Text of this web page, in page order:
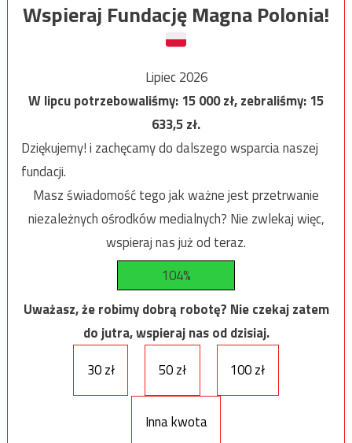
Wspieraj Fundację Magna Polonia!
Lipiec 2026
W lipcu potrzebowaliśmy:15 000zł, zebraliśmy:15
633,5zł.
Dziękujemy! i zachęcamy do dalszego wsparcia naszej
fundacji.
Masz świadomość tego jak ważne jest przetrwanie
niezależnych ośrodków medialnych? Nie zwlekaj więc,
wspieraj nas już od teraz.
104%
Uważasz, że robimy dobrą robotę? Nie czekaj zatem
do jutra, wspieraj nas od dzisiaj.
30 zł
50 zł 100 zł
Inna kwota